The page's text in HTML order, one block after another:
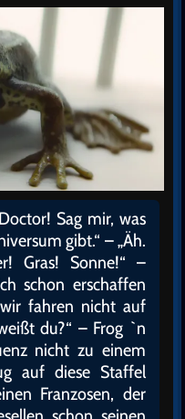
Sag mir, was
gibt.“ – „Äh.
Gras! Sonne!“ –
schon erschaffen
wir fahren nicht auf
du?“ – Frog `n
nicht zu einem
auf diese Staffel
Franzosen, der